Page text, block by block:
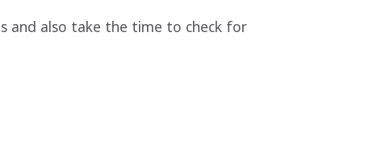
and also take the time to check for